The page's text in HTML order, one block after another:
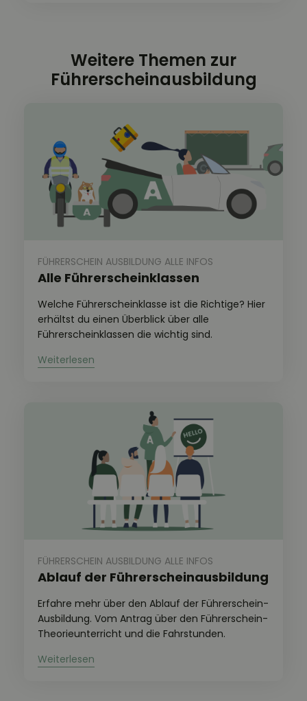
Weitere Themen zur
Führerscheinausbildung
FÜHRERSCHEIN AUSBILDUNG ALLE INFOS
Alle Führerscheinklassen
Welche Führerscheinklasse ist die Richtige? Hier
erhältst du einen Überblick über alle
Führerscheinklassen die wichtig sind.
FÜHRERSCHEIN AUSBILDUNG ALLE INFOS
Ablauf der Führerscheinausbildung
Erfahre mehr über den Ablauf der Führerschein-
Ausbildung. Vom Antrag über den Führerschein-
Theorieunterricht und die Fahrstunden.